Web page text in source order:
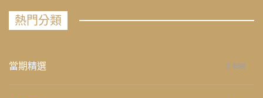
熱門分類
當期精選 658